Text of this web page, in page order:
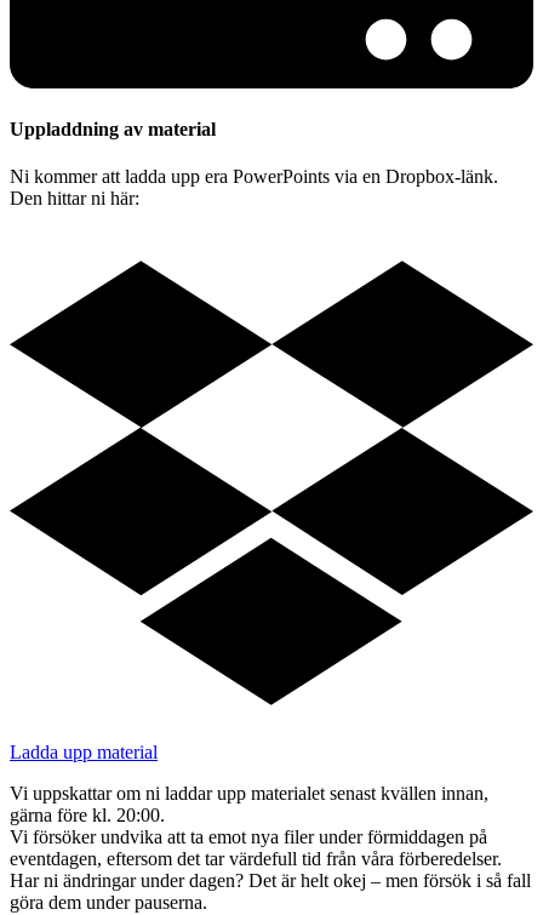
Uppladdning av material
Ni kommer att ladda upp era PowerPoints via en Dropbox-länk.
Den hittar ni här:
Ladda upp material
Vi uppskattar om ni laddar upp materialet senast kvällen innan,
gärna före kl. 20:00.
Vi försöker undvika att ta emot nya filer under förmiddagen på
eventdagen, eftersom det tar värdefull tid från våra förberedelser.
Har ni ändringar under dagen? Det är helt okej – men försök i så fall
göra dem under pauserna.